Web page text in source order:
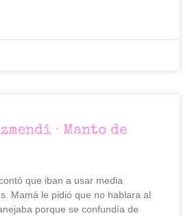
· Manto de
que iban a usar media
Mamá le pidió que no hablara al
porque se confundía de